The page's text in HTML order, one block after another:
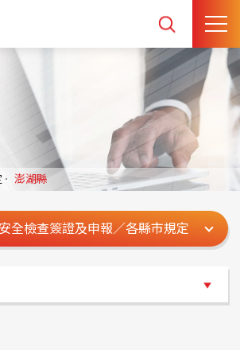
澎湖縣
全檢查簽證及申報／各縣市規定